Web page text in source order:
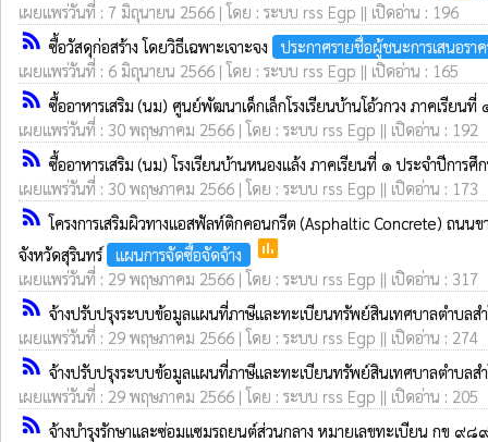
เผยแพร่วันที่ : 7 มิถุนายน 2566 | โดย : ระบบ rss Egp || เปิดอ่าน : 196
rss_feed ซื้อวัสดุก่อสร้าง โดยวิธีเฉพาะเจาะจง
ประกาศรายชื่อผู้ชนะการเสนอรา
เผยแพร่วันที่ : 6 มิถุนายน 2566 | โดย : ระบบ rss Egp || เปิดอ่าน : 165
rss_feed ซื้ออาหารเสริม (นม) ศูนย์พัฒนาเด็กเล็กโรงเรียนบ้านโอ้วกวง ภาคเรี
เผยแพร่วันที่ : 30 พฤษภาคม 2566 | โดย : ระบบ rss Egp || เปิดอ่าน : 192
rss_feed ซื้ออาหารเสริม (นม) โรงเรียนบ้านหนองแล้ง ภาคเรียนที่ ๑ ประจำปีก
เผยแพร่วันที่ : 30 พฤษภาคม 2566 | โดย : ระบบ rss Egp || เปิดอ่าน : 173
rss_feed โครงการเสริมผิวทางแอสฟัลท์ติกคอนกรีต (Asphaltic Concrete) ถนน
จังหวัดสุรินทร์ แผนการจัดซื้อจัดจ้าง poll
เผยแพร่วันที่ : 29 พฤษภาคม 2566 | โดย : ระบบ rss Egp || เปิดอ่าน : 317
rss_feed จ้างปรับปรุงระบบข้อมูลแผนที่ภาษีและทะเบียนทรัพย์สินเทศบาลตำบล
เผยแพร่วันที่ : 29 พฤษภาคม 2566 | โดย : ระบบ rss Egp || เปิดอ่าน : 274
rss_feed จ้างปรับปรุงระบบข้อมูลแผนที่ภาษีและทะเบียนทรัพย์สินเทศบาลตำบล
เผยแพร่วันที่ : 29 พฤษภาคม 2566 | โดย : ระบบ rss Egp || เปิดอ่าน : 205
rss_feed จ้างบำรุงรักษาและซ่อมแซมรถยนต์ส่วนกลาง หมายเลขทะเบียน กข ๙๘